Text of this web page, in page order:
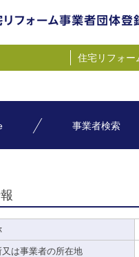
住宅リフォー
事業者検索
は事業者の所在地